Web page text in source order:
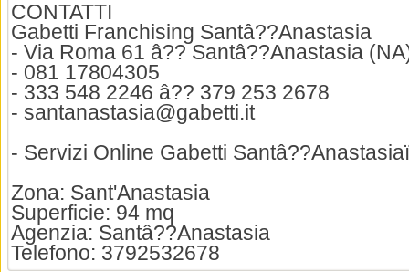
CONTATTI
Gabetti Franchising Santâ??Anastasia
- Via Roma 61 â?? Santâ??Anastasia
- 081 17804305
- 333 548 2246 â?? 379 253 2678
- santanastasia@gabetti.it
- Servizi Online Gabetti
Zona: Sant'Anastasia
Superficie: 94 mq
Agenzia: Santâ??Anastasia
Telefono: 3792532678